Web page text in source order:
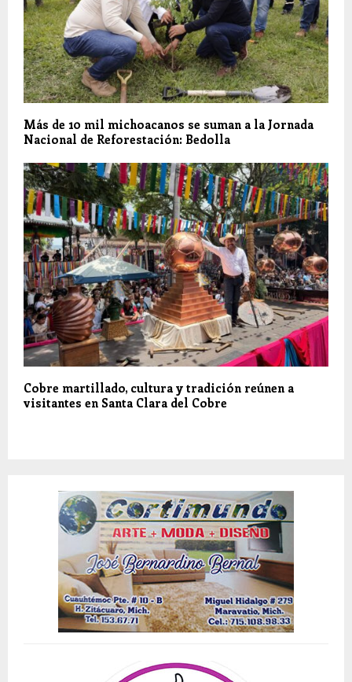
Más de 10 mil michoacanos se suman a la Jornada
Nacional de Reforestación: Bedolla
Cobre martillado, cultura y tradición reúnen a
visitantes en Santa Clara del Cobre